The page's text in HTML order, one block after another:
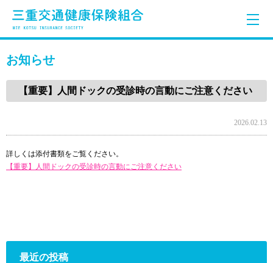
お知らせ
【重要】人間ドックの受診時の言動にご注意ください
2026.02.13
詳しくは添付書類をご覧ください。
【重要】人間ドックの受診時の言動にご注意ください
最近の投稿